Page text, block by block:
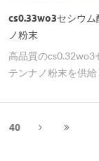
cs0.33wo3セシウム
ノ粉末
高品質のcs0.32wo3
テンナノ粉末を供給
40